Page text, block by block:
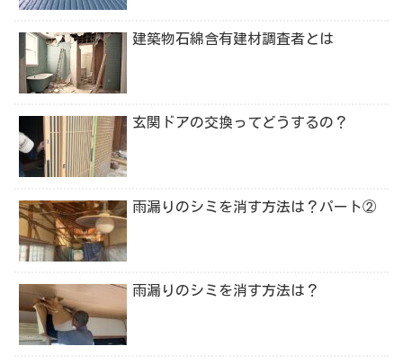
建築物石綿含有建材調査者とは
玄関ドアの交換ってどうするの？
雨漏りのシミを消す方法は？パート②
雨漏りのシミを消す方法は？